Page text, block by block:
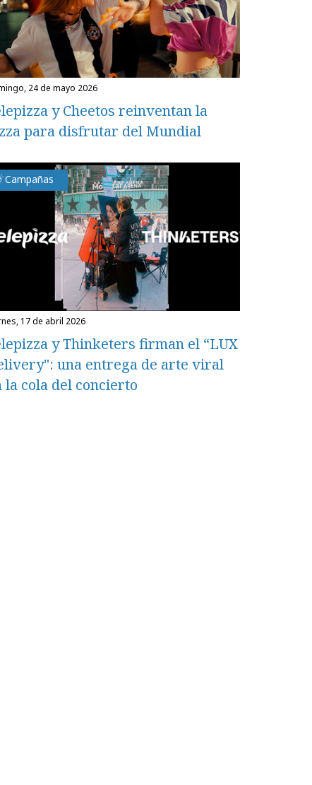
24 de mayo 2026
y Cheetos reinventan la
para disfrutar del Mundial
Campañas
17 de abril 2026
y Thinketers firman el “LUX
una entrega de arte viral
la cola del concierto